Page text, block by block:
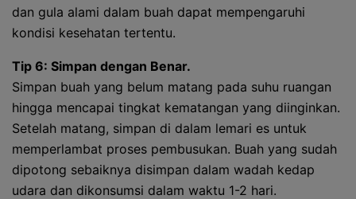
dan gula alami dalam buah dapat mempengaruhi
kondisi kesehatan tertentu.
Tip 6: Simpan dengan Benar.
Simpan buah yang belum matang pada suhu ruangan
hingga mencapai tingkat kematangan yang diinginkan.
Setelah matang, simpan di dalam lemari es untuk
memperlambat proses pembusukan. Buah yang sudah
dipotong sebaiknya disimpan dalam wadah kedap
udara dan dikonsumsi dalam waktu 1-2 hari.